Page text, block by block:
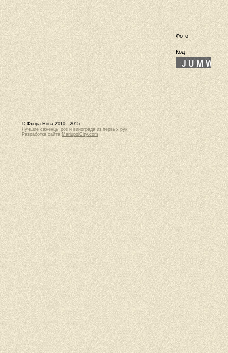
Фото
Код
© Флора-Нова 2010 - 2015
Лучшие саженцы роз и винограда из первых рук
Разработка сайтаMariupolCity.com